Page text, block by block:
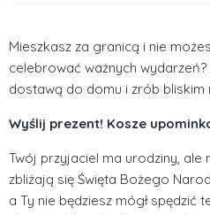
Mieszkasz za granicą i nie
celebrować ważnych
dostawą do domu i zrób bliskim
Wyślij prezent! Kosze
Twój przyjaciel ma urodziny, ale
zbliżają się Święta Bożego
a Ty nie będziesz mógł spędzić